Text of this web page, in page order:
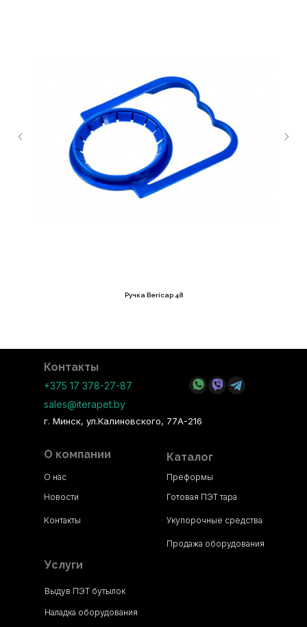
Ручка Bericap 48
Услуги
Выдув ПЭТ бутылок
Наладка оборудования
О компании
О нас
Новости
Контакты
Контакты
+375 17 378-27-87
sales@iterapet.by
г. Минск, ул.Калиновского, 77А-216
Каталог
Преформы
Готовая ПЭТ тара
Укупорочные средства
Продажа оборудования